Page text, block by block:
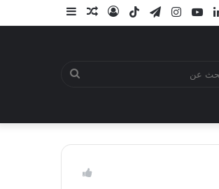
إضافةمقالتسجيل
‫TikTok تيلقرام
انستقراميوتيوبلينكدإن
بحث